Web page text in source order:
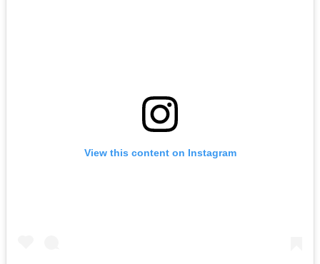
View this content on Instagram